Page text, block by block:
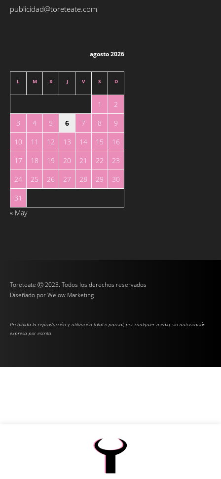
publicidad@toreteate.com
agosto 2026
L M X J V S D
1
2
3
4 5 6 7 8
9
10
11 12 13 14 15
16
17
18 19 20 21 22
23
24
25 26 27 28 29
30
31
« May
Toreteate Ⓒ 2023. Todos los derechos reservados
Diseñado porWelow Marketing
Prohibida la reproducción y utilización total o parcial, por cualquier medio, sin autorización
expresa por escrito.